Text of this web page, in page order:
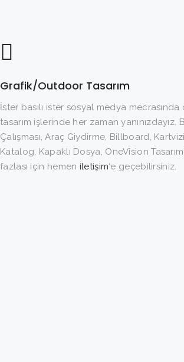
Grafik/Outdoor Tasarım
İster basılı ister sosyal medya
tasarım işlerinde her zaman yanınızdayız.
Çalışması, Araç Giydirme, Billboard,
Katalog, Kapaklı Dosya, OneVision
fazlası için hemen iletişim‘e geçebilirsiniz.